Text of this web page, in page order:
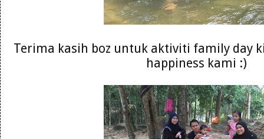
Terima kasih boz untuk aktiviti family day
happiness kami :)